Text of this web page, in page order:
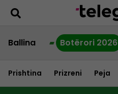
Ballina Botërori 2026
Prishtina Prizreni Peja